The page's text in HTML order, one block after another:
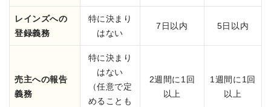
レインズへの
登録義務
特に決まり
はない
7日以内 5日以内
売主への報告
義務
特に決まり
はない
（任意で定
めることも
2週間に1回
以上
1週間に1回
以上